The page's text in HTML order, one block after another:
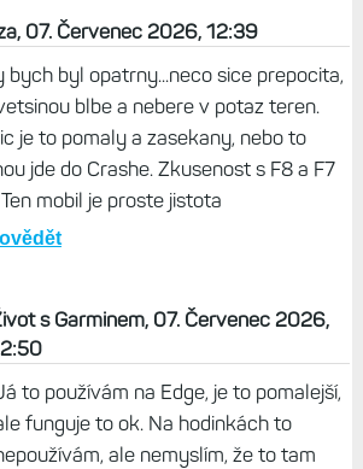
07. Červenec 2026, 12:39
bych byl opatrny...neco sice prepocita,
blbe a nebere v potaz teren.
je to pomaly a zasekany, nebo to
jde do Crashe. Zkusenost s F8 a F7
mobil je proste jistota
s Garminem, 07. Červenec 2026,
to používám na Edge, je to pomalejší,
funguje to ok. Na hodinkách to
ale nemyslím, že to tam